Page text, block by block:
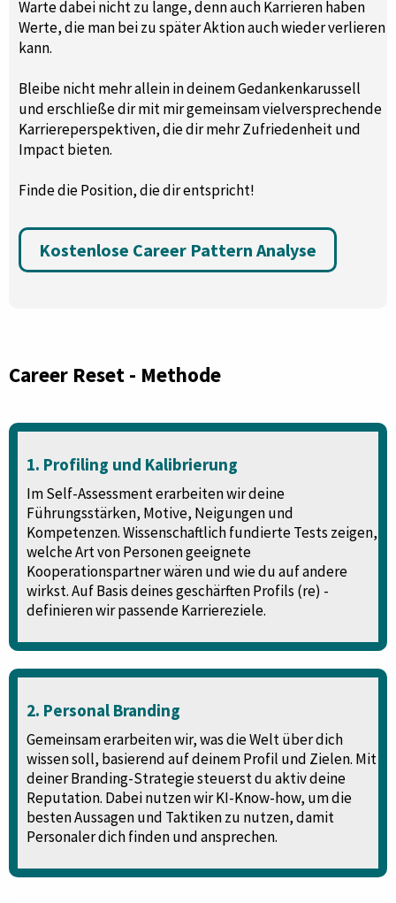
Warte dabei nicht zu lange, denn auch Karrieren haben
Werte, die man bei zu später Aktion auch wieder verlieren
kann.
Bleibe nicht mehr allein in deinem Gedankenkarussell
und erschließe dir mit mir gemeinsam vielversprechende
Karriereperspektiven, die dir mehr Zufriedenheit und
Impact bieten.
Finde die Position, die dir entspricht!
Kostenlose Career Pattern Analyse
Career Reset - Methode
1. Profiling und Kalibrierung
Im Self-Assessment erarbeiten wir deine
Führungsstärken, Motive, Neigungen und
Kompetenzen. Wissenschaftlich fundierte Tests zeigen,
welche Art von Personen geeignete
Kooperationspartner wären und wie du auf andere
wirkst. Auf Basis deines geschärften Profils (re) -
definieren wir passende Karriereziele.
2. Personal Branding
Gemeinsam erarbeiten wir, was die Welt über dich
wissen soll, basierend auf deinem Profil und Zielen. Mit
deiner Branding-Strategie steuerst du aktiv deine
Reputation. Dabei nutzen wir KI-Know-how, um die
besten Aussagen und Taktiken zu nutzen, damit
Personaler dich finden und ansprechen.